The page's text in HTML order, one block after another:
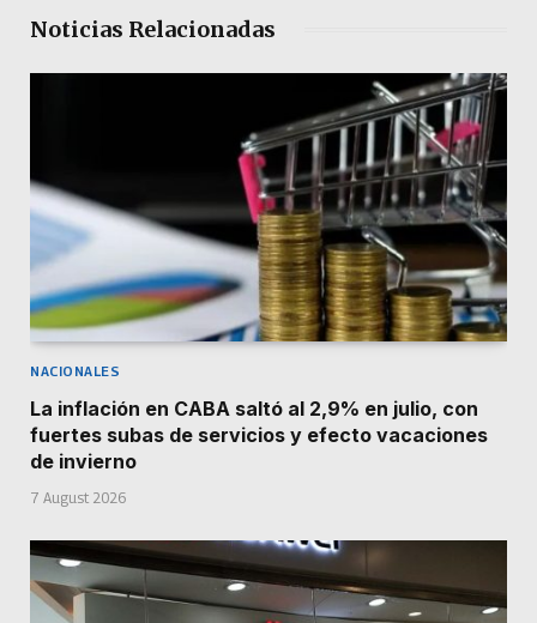
Noticias Relacionadas
NACIONALES
La inflación en CABA saltó al 2,9% en julio, con
fuertes subas de servicios y efecto vacaciones
de invierno
7 August 2026